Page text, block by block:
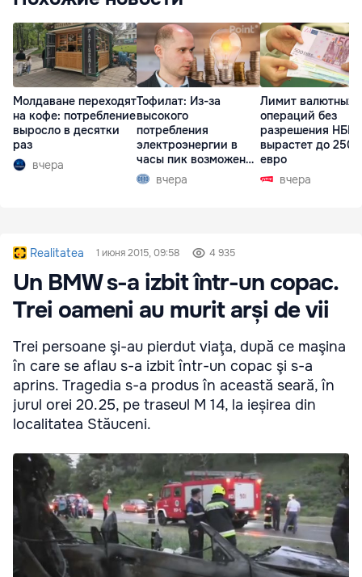
Молдаване переходят
на кофе: потребление
выросло в десятки
раз
вчера
Тофилат: Из-за
высокого
потребления
электроэнергии в
часы пик возможен
рост тарифов
вчера
Лимит валютных
операций без
разрешения НБМ
вырастет до 250
евро
вчера
Realitatea 1 июня 2015, 09:58 4 935
Un BMW s-a izbit într-un copac.
Trei oameni au murit arși de vii
Trei persoane şi-au pierdut viaţa, după ce maşina
în care se aflau s-a izbit într-un copac şi s-a
aprins. Tragedia s-a produs în această seară, în
jurul orei 20.25, pe traseul M 14, la ieșirea din
localitatea Stăuceni.